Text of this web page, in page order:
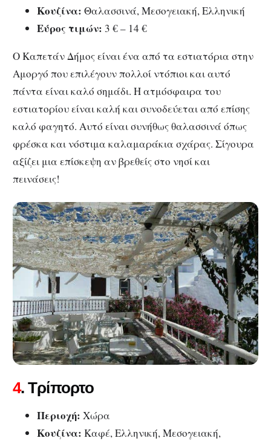
Κουζίνα: Θαλασσινά, Μεσογειακή, Ελληνική
Εύρος τιμών: 3 € – 14 €
Ο Καπετάν Δήμος είναι ένα από τα εστιατόρια στην
Αμοργό που επιλέγουν πολλοί ντόπιοι και αυτό
πάντα είναι καλό σημάδι. Η ατμόσφαιρα του
εστιατορίου είναι καλή και συνοδεύεται από επίσης
καλό φαγητό. Αυτό είναι συνήθως θαλασσινά όπως
φρέσκα και νόστιμα καλαμαράκια σχάρας. Σίγουρα
αξίζει μια επίσκεψη αν βρεθείς στο νησί και
πεινάσεις!
4. Τρίπορτο
Περιοχή: Χώρα
Κουζίνα: Kαφέ, Ελληνική, Μεσογειακή,